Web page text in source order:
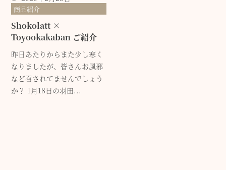
商品紹介
Shokolatt ×
Toyookakaban ご紹介
昨日あたりからまた少し寒く
なりましたが、皆さんお風邪
など召されてませんでしょう
か？ 1月18日の羽田...